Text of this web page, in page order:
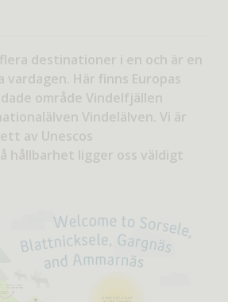
destinationer i en och är en
vardagen. Här finns Europas
område Vindelfjällen
Vindelälven. Vi är
av Unescos
hållbarhet ligger oss väldigt